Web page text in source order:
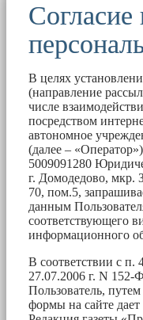
Согласие
В целях
(направление
числе
посредством
автономное
(далее –
5009091280
г. Домодедово, мкр.
70, пом.5,
данным
соответствующего
информационного
В соответствии с п.
27.07.2006 г. N
Пользователь,
формы на сайте